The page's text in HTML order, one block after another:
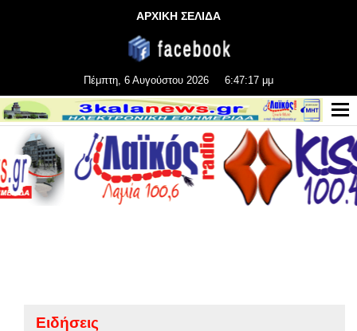
ΑΡΧΙΚΗ ΣΕΛΙΔΑ
Πέμπτη, 6 Αυγούστου 2026 6:47:17 μμ
Ειδήσεις